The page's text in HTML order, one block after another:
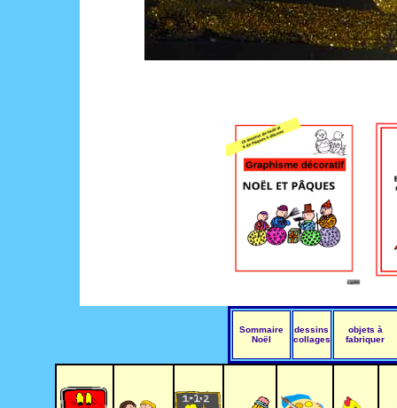
Sommaire
Noël
dessins
collages
objets à
fabriquer